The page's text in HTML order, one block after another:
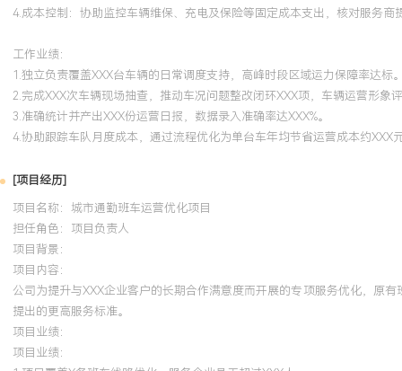
4.成本控制：协助监控车辆维保、充电及保险等固定成本支出，核对服务
工作业绩：
1.独立负责覆盖XXX台车辆的日常调度支持，高峰时段区域运力保障率达标
2.完成XXX次车辆现场抽查，推动车况问题整改闭环XXX项，车辆运营形象
3.准确统计并产出XXX份运营日报，数据录入准确率达XXX%。
4.协助跟踪车队月度成本，通过流程优化为单台车年均节省运营成本约XXX
[项目经历]
项目名称：城市通勤班车运营优化项目
担任角色： 项目负责人
项目背景：
项目内容：
公司为提升与XXX企业客户的长期合作满意度而开展的专项服务优化，原
提出的更高服务标准。
项目业绩：
项目业绩：